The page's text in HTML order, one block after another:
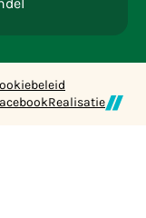
Realisatie